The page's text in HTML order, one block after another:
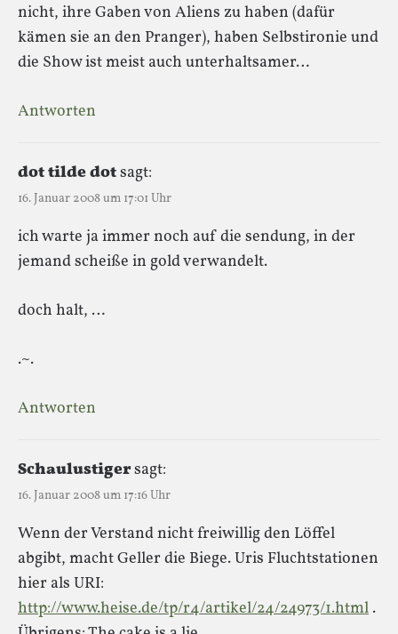
nicht, ihre Gaben von Aliens zu haben (dafür
kämen sie an den Pranger), haben Selbstironie und
die Show ist meist auch unterhaltsamer…
Antworten
dot tilde dotsagt:
16. Januar 2008 um 17:01 Uhr
ich warte ja immer noch auf die sendung, in der
jemand scheiße in gold verwandelt.
doch halt, …
.~.
Antworten
Schaulustigersagt:
16. Januar 2008 um 17:16 Uhr
Wenn der Verstand nicht freiwillig den Löffel
abgibt, macht Geller die Biege. Uris Fluchtstationen
hier als URI:
http://www.heise.de/tp/r4/artikel/24/24973/1.html .